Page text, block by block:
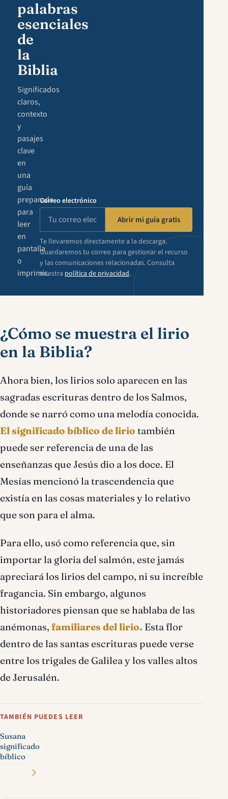
palabras
esenciales
de
la
Biblia
Significados
claros,
contexto
y
pasajes
clave
en
una
guía
preparada
para
leer
en
pantalla
o
imprimir.
Correo electrónico
Abrir mi guía gratis
Te llevaremos directamente a la descarga.
Guardaremos tu correo para gestionar el recurso
y las comunicaciones relacionadas. Consulta
nuestra política de privacidad.
¿Cómo se muestra el lirio
en la Biblia?
Ahora bien, los lirios solo aparecen en las
sagradas escrituras dentro de los Salmos,
donde se narró como una melodía conocida.
El significado bíblico de lirio también
puede ser referencia de una de las
enseñanzas que Jesús dio a los doce. El
Mesías mencionó la trascendencia que
existía en las cosas materiales y lo relativo
que son para el alma.
Para ello, usó como referencia que, sin
importar la gloria del salmón, este jamás
apreciará los lirios del campo, ni su increíble
fragancia. Sin embargo, algunos
historiadores piensan que se hablaba de las
anémonas, familiares del lirio. Esta flor
dentro de las santas escrituras puede verse
entre los trigales de Galilea y los valles altos
de Jerusalén.
TAMBIÉN PUEDES LEER
Susana
significado
bíblico